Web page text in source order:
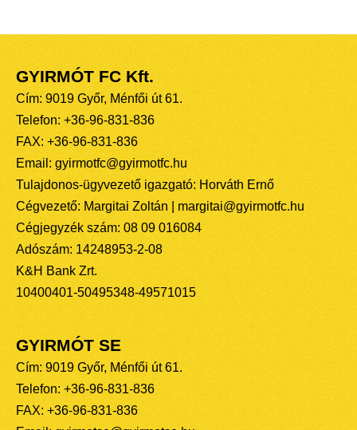
GYIRMÓT FC Kft.
Cím: 9019 Győr, Ménfői út 61.
Telefon: +36-96-831-836
FAX: +36-96-831-836
Email: gyirmotfc@gyirmotfc.hu
Tulajdonos-ügyvezető igazgató: Horváth Ernő
Cégvezető: Margitai Zoltán | margitai@gyirmotfc.hu
Cégjegyzék szám: 08 09 016084
Adószám: 14248953-2-08
K&H Bank Zrt.
10400401-50495348-49571015
GYIRMÓT SE
Cím: 9019 Győr, Ménfői út 61.
Telefon: +36-96-831-836
FAX: +36-96-831-836